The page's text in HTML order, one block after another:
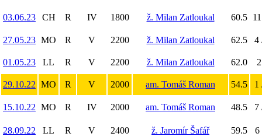
03.06.23 CH R IV 1800 ž. Milan Zatloukal 60.5
27.05.23 MO R V 2200 ž. Milan Zatloukal 62.5 4
01.05.23 LL R V 2200 ž. Milan Zatloukal 62.0
29.10.22 MO R V 2000 am. Tomáš Roman 54.5 1
15.10.22 MO R IV 2000 am. Tomáš Roman 48.5 7
28.09.22 LL R V 2400 ž. Jaromír Šafář 59.5 6